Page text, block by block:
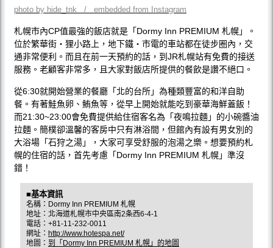
photo by hide_tnk / embedded from Instagram
札幌市內CP值最強的飯店就是「Dormy Inn PREMIUM 札幌」。
位於繁華街‧狸小路上，地下鐵‧市電的車站都在徒步圈內，交
通非常便利。而且在前一天預約的話，到JR札幌站有免費的接送
服務。老顧客非常多，且大家對飯店所提供的餐飲是讚不絕口。
從6:30就開始營業的餐廳「北的台所」為種類豐富的和洋自助
餐。有著鮭魚卵、鮪魚等，從早上開始就能吃到豪華海鮮蓋飯！
而21:30~23:00會免費提供給住宿客名為「夜鳴拉麵」的小碗醬油
拉麵。簡樸卻溫馨的客房中只有淋浴間，但館內有設有男女別的
大浴場「石狩之湯」，大家可享受舒服的泡湯之樂。想要預約札
幌的住宿的話，首先考慮「Dormy Inn PREMIUM 札幌」準沒
錯！
■基本資訊
名稱：Dormy Inn PREMIUM 札幌
地址：北海道札幌市中央區南2条西6-4-1
電話：+81-11-232-0011
網址： http://www.hotespa.net/
地圖： 到「Dormy Inn PREMIUM 札幌」的地圖